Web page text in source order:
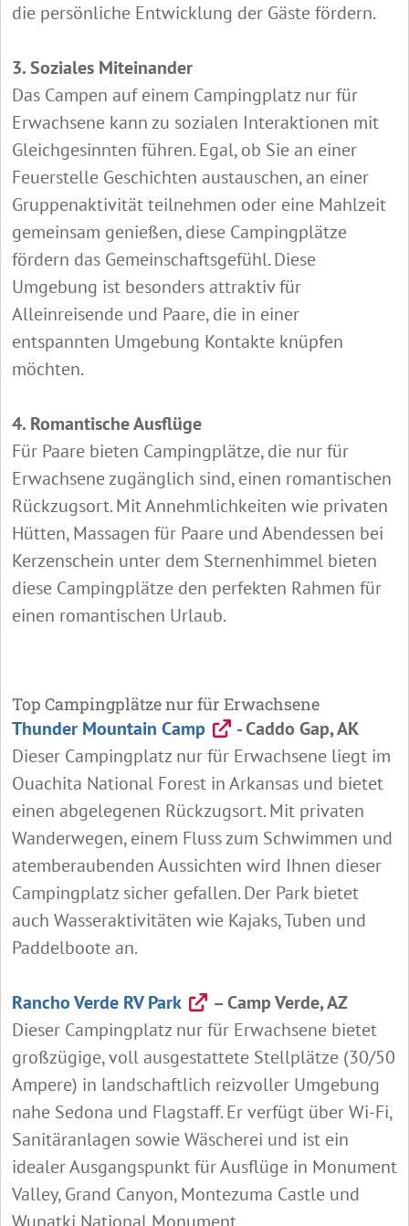
die persönliche Entwicklung der Gäste fördern.
3. Soziales Miteinander
Das Campen auf einem Campingplatz nur für
Erwachsene kann zu sozialen Interaktionen mit
Gleichgesinnten führen. Egal, ob Sie an einer
Feuerstelle Geschichten austauschen, an einer
Gruppenaktivität teilnehmen oder eine Mahlzeit
gemeinsam genießen, diese Campingplätze
fördern das Gemeinschaftsgefühl. Diese
Umgebung ist besonders attraktiv für
Alleinreisende und Paare, die in einer
entspannten Umgebung Kontakte knüpfen
möchten.
4. Romantische Ausflüge
Für Paare bieten Campingplätze, die nur für
Erwachsene zugänglich sind, einen romantischen
Rückzugsort. Mit Annehmlichkeiten wie privaten
Hütten, Massagen für Paare und Abendessen bei
Kerzenschein unter dem Sternenhimmel bieten
diese Campingplätze den perfekten Rahmen für
einen romantischen Urlaub.
Top Campingplätze nur für Erwachsene
Thunder Mountain Camp
- Caddo Gap, AK
Dieser Campingplatz nur für Erwachsene liegt im
Ouachita National Forest in Arkansas und bietet
einen abgelegenen Rückzugsort. Mit privaten
Wanderwegen, einem Fluss zum Schwimmen und
atemberaubenden Aussichten wird Ihnen dieser
Campingplatz sicher gefallen. Der Park bietet
auch Wasseraktivitäten wie Kajaks, Tuben und
Paddelboote an.
Rancho Verde RV Park
– Camp Verde, AZ
Dieser Campingplatz nur für Erwachsene bietet
großzügige, voll ausgestattete Stellplätze (30/50
Ampere) in landschaftlich reizvoller Umgebung
nahe Sedona und Flagstaff. Er verfügt über Wi‑Fi,
Sanitäranlagen sowie Wäscherei und ist ein
idealer Ausgangspunkt für Ausflüge in Monument
Valley, Grand Canyon, Montezuma Castle und